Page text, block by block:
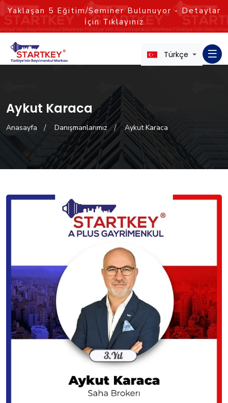
Yaklaşan 5 Eğitim/Seminer Bulunuyor - Detaylar
İçin Tıklayınız
Türkçe
Aykut Karaca
Anasayfa Danışmanlarımız Aykut Karaca